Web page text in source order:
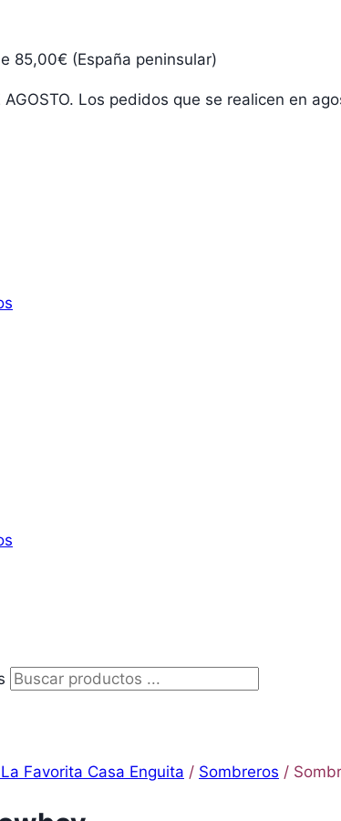
85,00€ (España peninsular)
AGOSTO. Los pedidos que se realicen en
Favorita Casa Enguita / Sombreros /